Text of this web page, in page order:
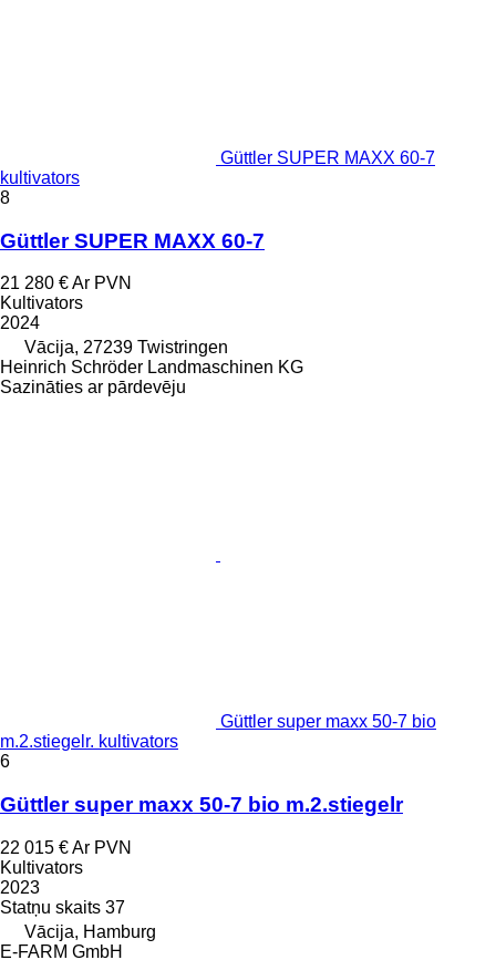
Güttler SUPER MAXX 60-7
kultivators
8
Güttler SUPER MAXX 60-7
21 280 €Ar PVN
Kultivators
2024
Vācija, 27239 Twistringen
Heinrich Schröder Landmaschinen KG
Sazināties ar pārdevēju
Güttler super maxx 50-7 bio
m.2.stiegelr. kultivators
6
Güttler super maxx 50-7 bio m.2.stiegelr
22 015 €Ar PVN
Kultivators
2023
Statņu skaits 37
Vācija, Hamburg
E-FARM GmbH